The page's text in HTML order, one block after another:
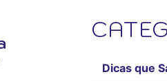
Dicas que